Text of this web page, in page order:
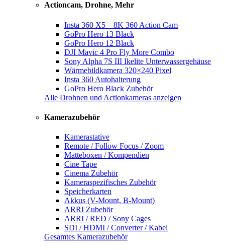
Actioncam, Drohne, Mehr
Insta 360 X5 – 8K 360 Action Cam
GoPro Hero 13 Black
GoPro Hero 12 Black
DJI Mavic 4 Pro Fly More Combo
Sony Alpha 7S III Ikelite Unterwassergehäuse
Wärmebildkamera 320×240 Pixel
Insta 360 Autohalterung
GoPro Hero Black Zubehör
Alle Drohnen und Actionkameras anzeigen
Kamerazubehör
Kamerastative
Remote / Follow Focus / Zoom
Matteboxen / Kompendien
Cine Tape
Cinema Zubehör
Kameraspezifisches Zubehör
Speicherkarten
Akkus (V-Mount, B-Mount)
ARRI Zubehör
ARRI / RED / Sony Cages
SDI / HDMI / Converter / Kabel
Gesamtes Kamerazubehör